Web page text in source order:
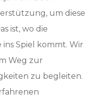
um diese
ist, wo die
Spiel kommt. Wir
Weg zur
zu begleiten.